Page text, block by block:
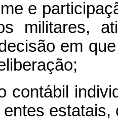
e
militares,
em
contábil